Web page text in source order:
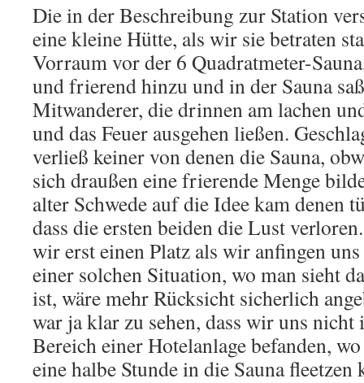
Die in der Beschreibung zur Station
eine kleine Hütte, als wir sie betraten
Vorraum vor der 6 Quadratmeter-
und frierend hinzu und in der Sauna
Mitwanderer, die drinnen am lachen
und das Feuer ausgehen ließen.
verließ keiner von denen die Sauna,
sich draußen eine frierende Menge
alter Schwede auf die Idee kam denen
dass die ersten beiden die Lust
wir erst einen Platz als wir anfingen
einer solchen Situation, wo man sieht
ist, wäre mehr Rücksicht sicherlich
war ja klar zu sehen, dass wir uns nicht
Bereich einer Hotelanlage befanden,
eine halbe Stunde in die Sauna fleetzen